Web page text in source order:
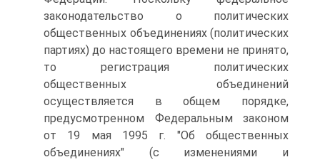
законодательство о политических
общественных объединениях (политических
партиях) до настоящего времени не принято,
то регистрация политических
общественных объединений
осуществляется в общем порядке,
предусмотренном Федеральным законом
от 19 мая 1995 г. "Об общественных
объединениях" (с изменениями и